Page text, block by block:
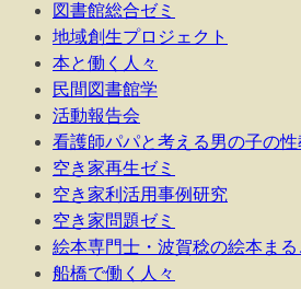
図書館総合ゼミ
地域創生プロジェクト
本と働く人々
民間図書館学
活動報告会
看護師パパと考える男の子の
空き家再生ゼミ
空き家利活用事例研究
空き家問題ゼミ
絵本専門士・波賀稔の絵本ま
船橋で働く人々